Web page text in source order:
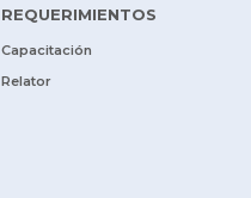
REQUERIMIENTOS
Capacitación
Relator